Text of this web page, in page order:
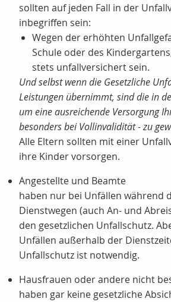
sollten auf jeden Fall in der
inbegriffen sein:
Wegen der erhöhten
Schule oder des
stets unfallversichert sein.
Und selbst wenn die Gesetzliche
Leistungen übernimmt, sind die in
um eine ausreichende Versorgung
besonders bei Vollinvalidität - zu
Alle Eltern sollten mit einer
ihre Kinder vorsorgen.
Angestellte und Beamte
haben nur bei Unfällen während
Dienstwegen (auch An- und
den gesetzlichen Unfallschutz.
Unfällen außerhalb der
Unfallschutz ist notwendig.
Hausfrauen oder andere nicht
haben gar keine gesetzliche